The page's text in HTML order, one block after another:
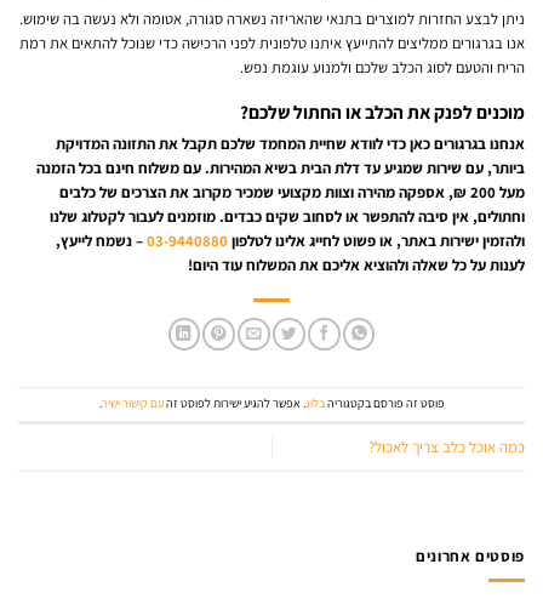
ניתן לבצע החזרות למוצרים בתנאי שהאריזה נשארה סגורה, אטומה ולא נעשה בה שימוש.
אנו בגרגורים ממליצים להתייעץ איתנו טלפונית לפני הרכישה כדי שנוכל להתאים את רמת
הריח והטעם לסוג הכלב שלכם ולמנוע עוגמת נפש.
מוכנים לפנק את הכלב או החתול שלכם?
אנחנו בגרגורים כאן כדי לוודא שחיית המחמד שלכם תקבל את התזונה המדויקת
ביותר, עם שירות שמגיע עד דלת הבית בשיא המהירות. עם משלוח חינם בכל הזמנה
מעל 200 ₪, אספקה מהירה וצוות מקצועי שמכיר מקרוב את הצרכים של כלבים
וחתולים, אין סיבה להתפשר או לסחוב שקים כבדים. מוזמנים לעבור לקטלוג שלנו
ולהזמין ישירות באתר, או פשוט לחייג אלינו לטלפון03-9440880– נשמח לייעץ,
לענות על כל שאלה ולהוציא אליכם את המשלוח עוד היום!
פוסט זה פורסם בקטגוריהבלוג. אפשר להגיע ישירות לפוסט זהעם קישור ישיר.
כמה אוכל כלב צריך לאכול?
פוסטים אחרונים